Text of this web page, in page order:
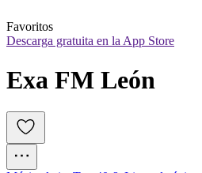
Favoritos
Descarga gratuita en la App Store
Exa FM León